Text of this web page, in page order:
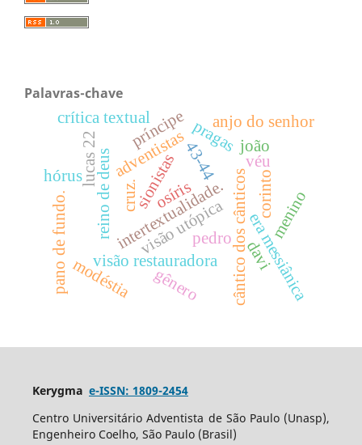
Palavras-chave
cântico dos cânticos
43-44
davi
intertextualidade.
reino de deus
visão restauradora
visão utópica era messiânica
sionistas
adventistas
corinto
véu
gênero
modéstia
pragas
lucas 22
crítica textual
pedro
príncipe anjo do senhor
hórus
osíris
cruz. menino
joão
pano de fundo.
Kerygma e-ISSN: 1809-2454
Centro Universitário Adventista de São Paulo (Unasp),
Engenheiro Coelho, São Paulo (Brasil)